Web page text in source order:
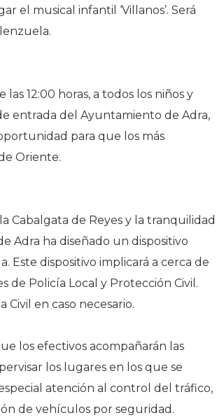
el musical infantil ‘Villanos’. Será
12:00 horas, a todos los niños y
entrada del Ayuntamiento de Adra,
para que los más
Oriente.
Cabalgata de Reyes y la tranquilidad
Adra ha diseñado un dispositivo
Este dispositivo implicará a cerca de
de Policía Local y Protección Civil.
Civil en caso necesario.
los efectivos acompañarán las
los lugares en los que se
atención al control del tráfico,
de vehículos por seguridad.